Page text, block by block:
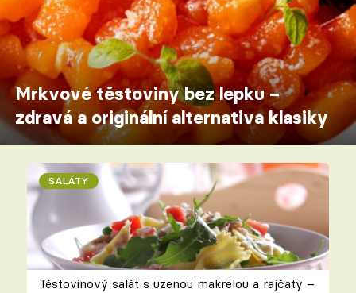
Mrkvové těstoviny bez lepku –
zdravá a originální alternativa klasiky
SALÁTY
Těstovinový salát s uzenou makrelou a rajčaty –